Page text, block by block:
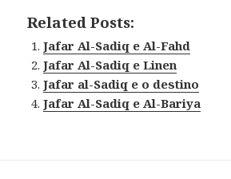
Related Posts:
Jafar Al-Sadiq e Al-Fahd
Jafar Al-Sadiq e Linen
Jafar al-Sadiq e o destino
Jafar Al-Sadiq e Al-Bariya